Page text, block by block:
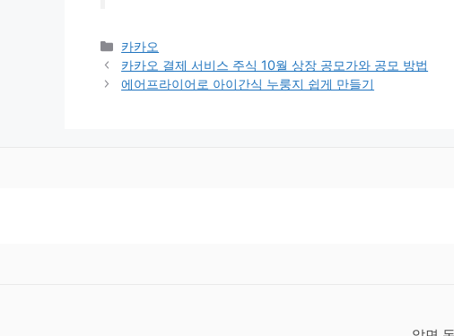
카
테
고
카카오
카카오 결제 서비스 주식 10월 상장 공모가와 공모 방법
에어프라이어로 아이간식 누룽지 쉽게 만들기